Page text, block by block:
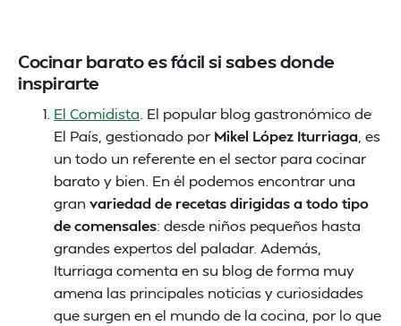
Cocinar barato es fácil si sabes donde
inspirarte
El Comidista . El popular blog gastronómico de
El País, gestionado por Mikel López Iturriaga , es
un todo un referente en el sector para cocinar
barato y bien. En él podemos encontrar una
gran variedad de recetas dirigidas a todo tipo
de comensales: desde niños pequeños hasta
grandes expertos del paladar. Además,
Iturriaga comenta en su blog de forma muy
amena las principales noticias y curiosidades
que surgen en el mundo de la cocina, por lo que